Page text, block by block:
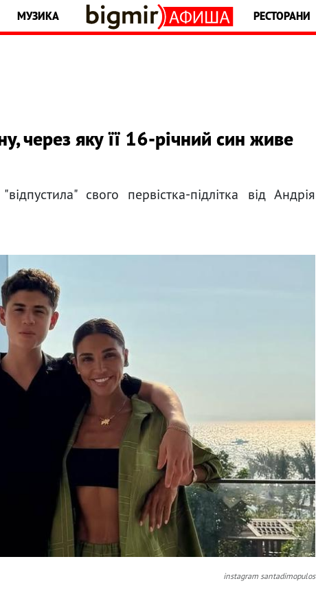
МУЗИКА РЕСТОРАНИ
через яку її 16-річний син живе
свого первістка-підлітка від Андрія
instagram santadimopulos